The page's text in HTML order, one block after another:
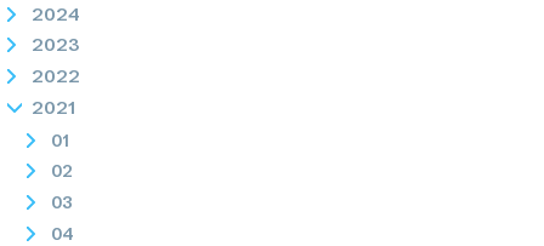
2024
2023
2022
2021
01
02
03
04